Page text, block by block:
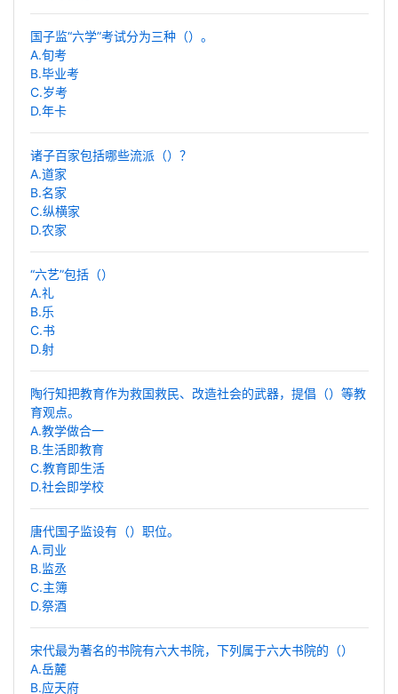
国子监“六学”考试分为三种（）。
A.旬考
B.毕业考
C.岁考
D.年卡
诸子百家包括哪些流派（）？
A.道家
B.名家
C.纵横家
D.农家
“六艺”包括（）
A.礼
B.乐
C.书
D.射
陶行知把教育作为救国救民、改造社会的武器，提倡（）等教
育观点。
A.教学做合一
B.生活即教育
C.教育即生活
D.社会即学校
唐代国子监设有（）职位。
A.司业
B.监丞
C.主簿
D.祭酒
宋代最为著名的书院有六大书院，下列属于六大书院的（）
A.岳麓
B.应天府